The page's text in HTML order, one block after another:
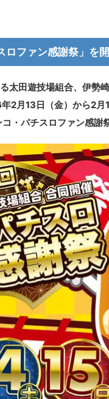
ロファン感謝祭」を
太田遊技場組合、伊勢
2月13日（金）から2
・パチスロファン感謝